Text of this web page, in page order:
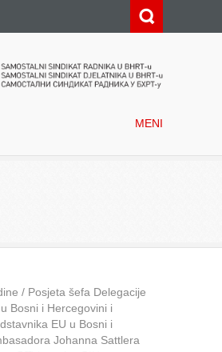
MENI
/ Posjeta šefa Delegacije
Bosni i Hercegovini i
EU u Bosni i
Johanna Sattlera